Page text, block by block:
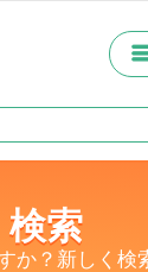
検索
か？新しく検